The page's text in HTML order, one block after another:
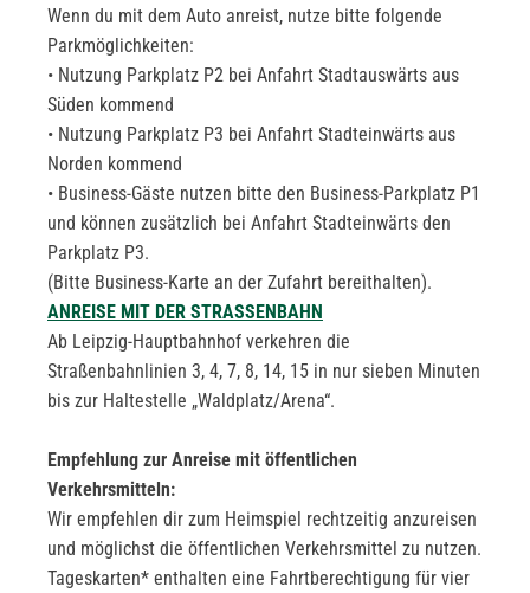
Wenn du mit dem Auto anreist, nutze bitte folgende
Parkmöglichkeiten:
• Nutzung Parkplatz P2 bei Anfahrt Stadtauswärts aus
Süden kommend
• Nutzung Parkplatz P3 bei Anfahrt Stadteinwärts aus
Norden kommend
• Business-Gäste nutzen bitte den Business-Parkplatz P1
und können zusätzlich bei Anfahrt Stadteinwärts den
Parkplatz P3.
(Bitte Business-Karte an der Zufahrt bereithalten).
ANREISE MIT DER STRASSENBAHN
Ab Leipzig-Hauptbahnhof verkehren die
Straßenbahnlinien 3, 4, 7, 8, 14, 15 in nur sieben Minuten
bis zur Haltestelle „Waldplatz/Arena“.
Empfehlung zur Anreise mit öffentlichen
Verkehrsmitteln:
Wir empfehlen dir zum Heimspiel rechtzeitig anzureisen
und möglichst die öffentlichen Verkehrsmittel zu nutzen.
Tageskarten* enthalten eine Fahrtberechtigung für vier